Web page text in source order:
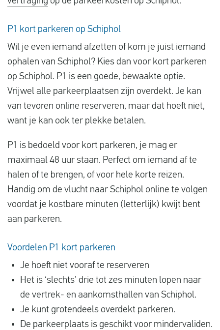
P1 kort parkeren op Schiphol
Wil je even iemand afzetten of kom je juist iemand
ophalen van Schiphol? Kies dan voor kort parkeren
op Schiphol. P1 is een goede, bewaakte optie.
Vrijwel alle parkeerplaatsen zijn overdekt. Je kan
van tevoren online reserveren, maar dat hoeft niet,
want je kan ook ter plekke betalen.
P1 is bedoeld voor kort parkeren, je mag er
maximaal 48 uur staan. Perfect om iemand af te
halen of te brengen, of voor hele korte reizen.
Handig om de vlucht naar Schiphol online te volgen
voordat je kostbare minuten (letterlijk) kwijt bent
aan parkeren.
Voordelen P1 kort parkeren
Je hoeft niet vooraf te reserveren
Het is ‘slechts’ drie tot zes minuten lopen naar
de vertrek- en aankomsthallen van Schiphol.
Je kunt grotendeels overdekt parkeren.
De parkeerplaats is geschikt voor mindervaliden.